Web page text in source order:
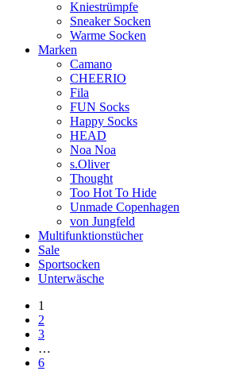
Kniestrümpfe
Sneaker Socken
Warme Socken
Marken
Camano
CHEERIO
Fila
FUN Socks
Happy Socks
HEAD
Noa Noa
s.Oliver
Thought
Too Hot To Hide
Unmade Copenhagen
von Jungfeld
Multifunktionstücher
Sale
Sportsocken
Unterwäsche
1
2
3
…
6